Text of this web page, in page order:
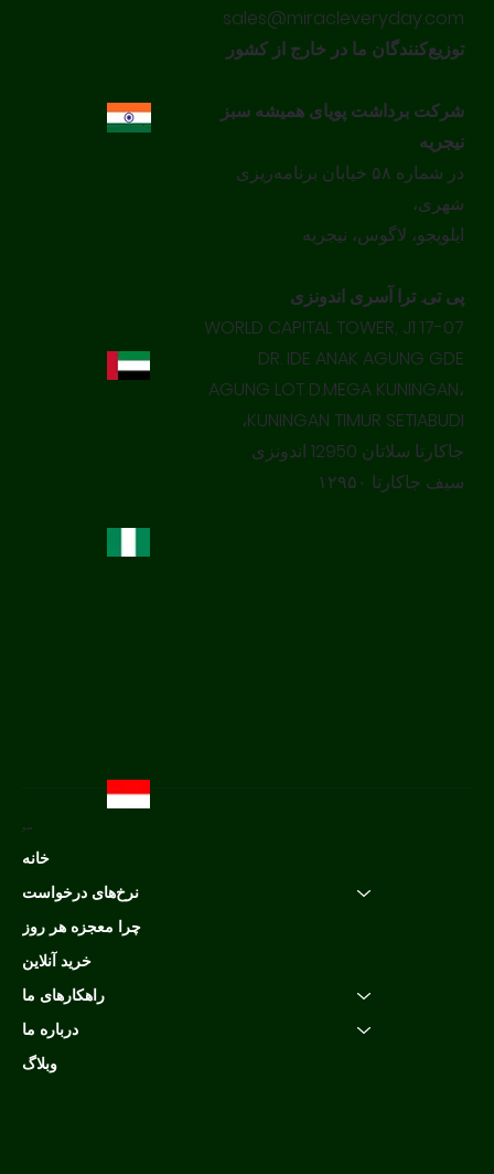
sales@miracleveryday.com
توزیع‌کنندگان ما در خارج از کشور
شرکت برداشت پویای همیشه سبز
نیجریه
در شماره ۵۸ خیابان برنامه‌ریزی
شهری،
ایلوپجو، لاگوس، نیجریه
پی تی. ترا آسری اندونزی
17-07 WORLD CAPITAL TOWER, J1
DR. IDE ANAK AGUNG GDE
AGUNG LOT D.MEGA KUNINGAN،
KUNINGAN TIMUR SETIABUDI،
جاکارتا سلاتان 12950 اندونزی
سیف جاکارتا ۱۲۹۵۰
منو
خانه
نرخ‌های درخواست
چرا معجزه هر روز
خرید آنلاین
راهکارهای ما
درباره ما
وبلاگ